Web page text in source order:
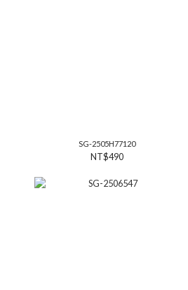
SG-2505H77120
NT$490